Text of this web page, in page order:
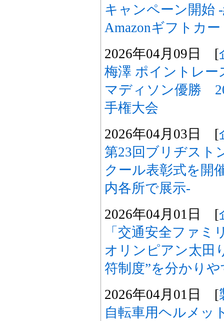
キャンペーン開始
Amazonギフトカ
2026年04月09日 [
梅澤 ポイントレー
マディソン優勝
手権大会
2026年04月03日 [
第23回ブリヂスト
クール表彰式を開
内各所で展示-
2026年04月01日 [
「交通安全ファ
オリンピアン太田
符制度”を分かり
2026年04月01日 [
自転車用ヘルメッ